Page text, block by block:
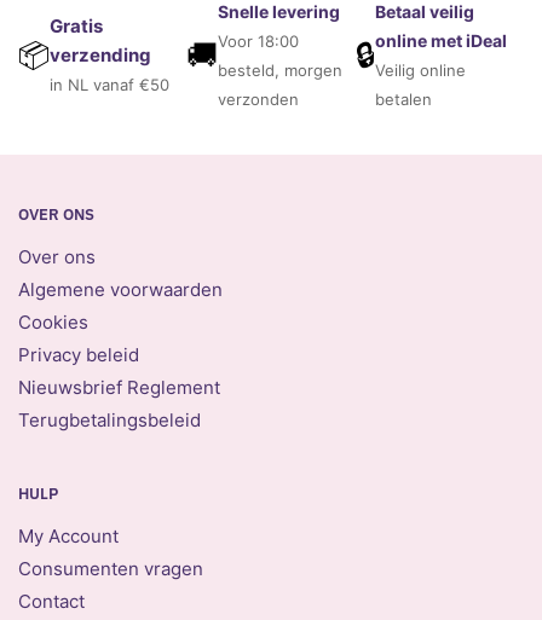
📦
Gratis
verzending
in NL vanaf €50
🚚
Snelle levering
Voor 18:00
besteld, morgen
verzonden
🔒
Betaal veilig
online met iDeal
Veilig online
betalen
OVER ONS
Over ons
Algemene voorwaarden
Cookies
Privacy beleid
Nieuwsbrief Reglement
Terugbetalingsbeleid
HULP
My Account
Consumenten vragen
Contact